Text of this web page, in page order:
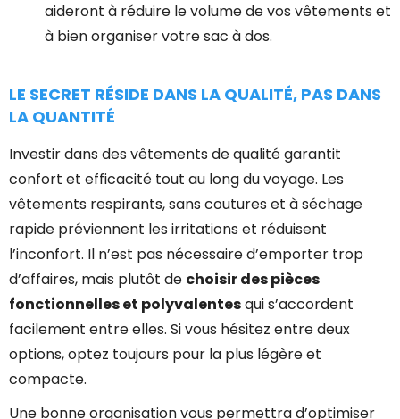
aideront à réduire le volume de vos vêtements et
à bien organiser votre sac à dos.
LE SECRET RÉSIDE DANS LA QUALITÉ, PAS DANS
LA QUANTITÉ
Investir dans des vêtements de qualité garantit
confort et efficacité tout au long du voyage. Les
vêtements respirants, sans coutures et à séchage
rapide préviennent les irritations et réduisent
l’inconfort. Il n’est pas nécessaire d’emporter trop
d’affaires, mais plutôt de choisir des pièces
fonctionnelles et polyvalentesqui s’accordent
facilement entre elles. Si vous hésitez entre deux
options, optez toujours pour la plus légère et
compacte.
Une bonne organisation vous permettra d’optimiser